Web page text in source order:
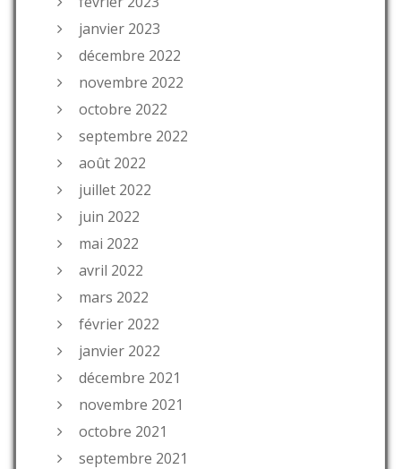
janvier 2023
décembre 2022
novembre 2022
octobre 2022
septembre 2022
août 2022
juillet 2022
juin 2022
mai 2022
avril 2022
mars 2022
février 2022
janvier 2022
décembre 2021
novembre 2021
octobre 2021
septembre 2021